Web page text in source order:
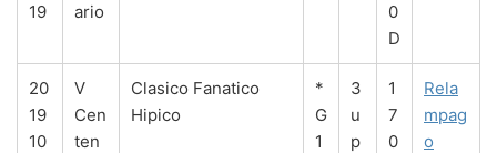
19
ario
0
D
20
19
10
V
Cen
ten
Clasico Fanatico
Hipico
*
G
1
3
u
p
1
7
0
Rela
mpag
o